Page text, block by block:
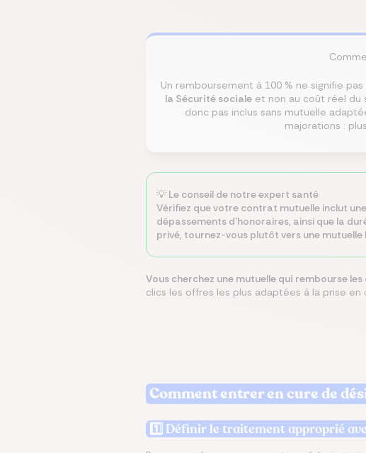
Un remboursement à 100 % ne signifie
la Sécurité sociale et non au coût réel du
donc pas inclus sans mutuelle
majorations :
💡 Le conseil de notre expert santé
Vérifiez que votre contrat mutuelle inclut
dépassements d’honoraires, ainsi que la
privé, tournez-vous plutôt vers une mutuelle
Vous cherchez une mutuelle qui rembourse
clics les offres les plus adaptées à la prise
Comment entrer en cure de
1️⃣ Définir le traitement approprié